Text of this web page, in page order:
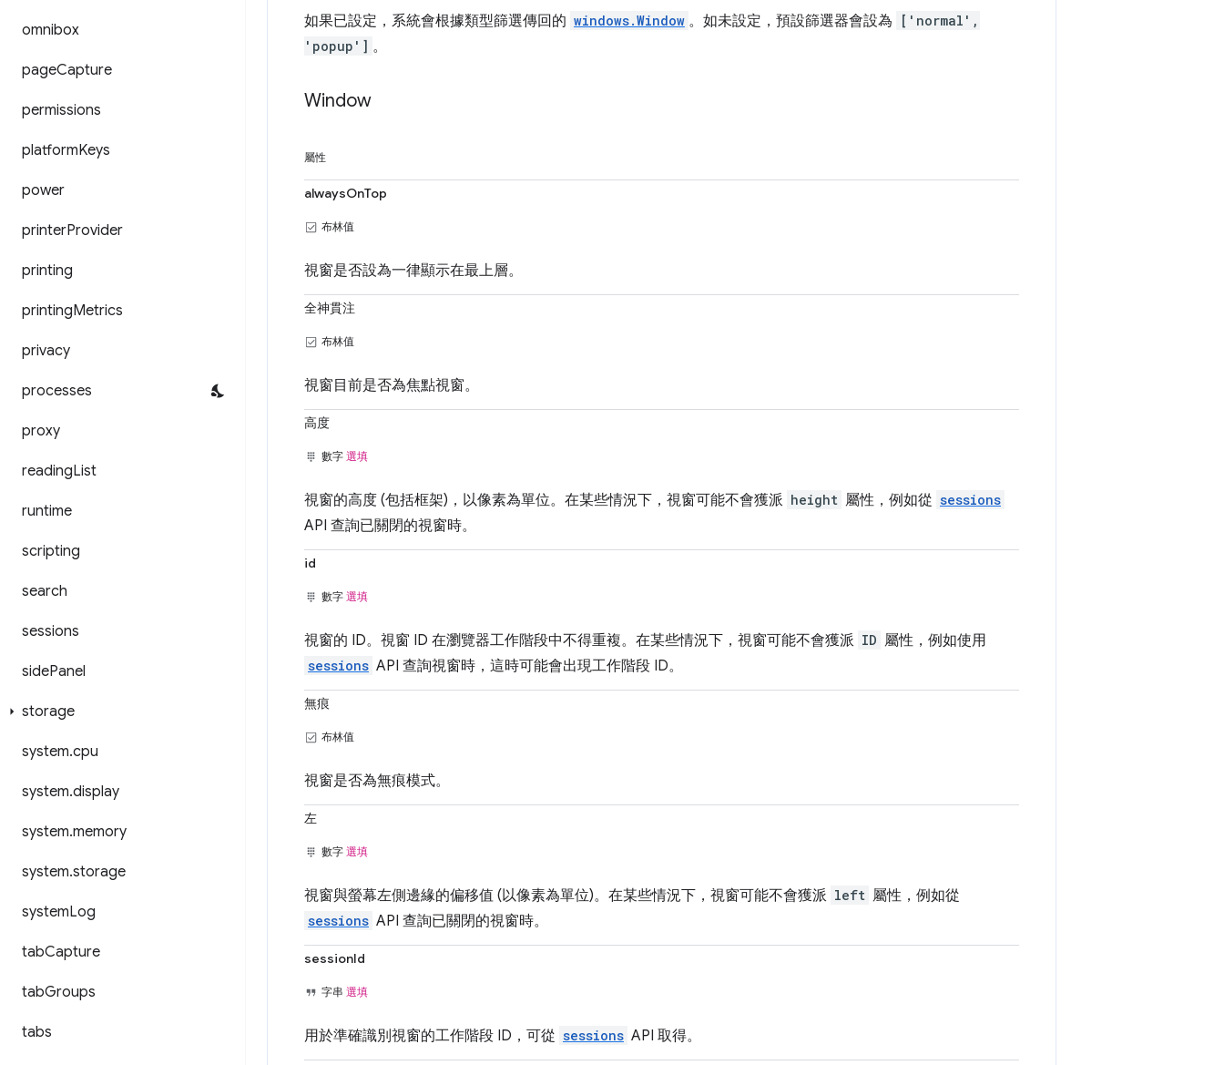
omnibox
pageCapture
permissions
platformKeys
power
printerProvider
printing
printingMetrics
privacy
processes
proxy
readingList
runtime
scripting
search
sessions
sidePanel
storage
system.cpu
system.display
system.memory
system.storage
systemLog
tabCapture
tabGroups
tabs
如果已設定，系統會根據類型篩選傳回的 windows.Window 。如未設定，預設篩選器會設為
['normal',
'popup'] 。
Window
屬性
alwaysOnTop
布林值
視窗是否設為一律顯示在最上層。
全神貫注
布林值
視窗目前是否為焦點視窗。
高度
數字 選填
視窗的高度 (包括框架)，以像素為單位。在某些情況下，視窗可能不會獲派 height 屬性，例如從 sessions
API 查詢已關閉的視窗時。
id
數字 選填
視窗的 ID。視窗 ID 在瀏覽器工作階段中不得重複。在某些情況下，視窗可能不會獲派 ID 屬性，例如使用
sessions API 查詢視窗時，這時可能會出現工作階段 ID。
無痕
布林值
視窗是否為無痕模式。
左
數字 選填
視窗與螢幕左側邊緣的偏移值 (以像素為單位)。在某些情況下，視窗可能不會獲派 left 屬性，例如從
sessions API 查詢已關閉的視窗時。
sessionId
字串 選填
用於準確識別視窗的工作階段 ID，可從 sessions API 取得。